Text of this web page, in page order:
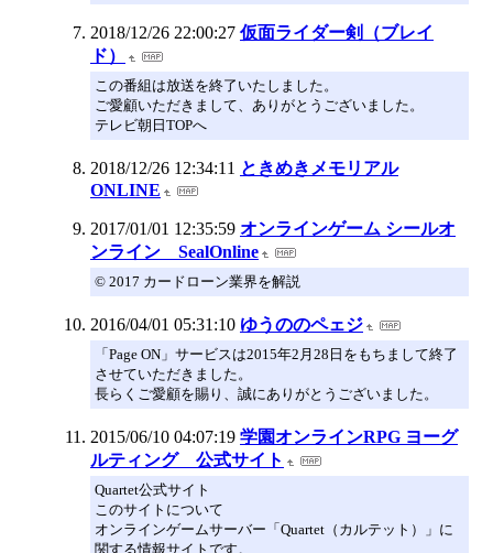
2018/12/26 22:00:27 仮面ライダー剣（ブレイ
ド）
この番組は放送を終了いたしました。
ご愛顧いただきまして、ありがとうございました。
テレビ朝日TOPへ
2018/12/26 12:34:11 ときめきメモリアル
ONLINE
2017/01/01 12:35:59 オンラインゲーム シールオ
ンライン SealOnline
© 2017 カードローン業界を解説
2016/04/01 05:31:10 ゆうののペェジ
「Page ON」サービスは2015年2月28日をもちまして終了
させていただきました。
長らくご愛顧を賜り、誠にありがとうございました。
2015/06/10 04:07:19 学園オンラインRPG ヨーグ
ルティング 公式サイト
Quartet公式サイト
このサイトについて
オンラインゲームサーバー「Quartet（カルテット）」に
関する情報サイトです。